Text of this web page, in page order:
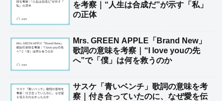
を考察｜“人生は合成だ”が示す「私」
の正体
Mrs. GREEN APPLE「Brand New」
歌詞の意味を考察｜“I love youの先
へ”で「僕」は何を救うのか
サスケ「青いベンチ」歌詞の意味を考
察｜付き合っていたのに、なぜ愛を伝